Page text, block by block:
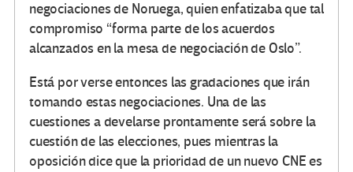
negociaciones de Noruega, quien enfatizaba que tal
compromiso “forma parte de los acuerdos
alcanzados en la mesa de negociación de Oslo”.
Está por verse entonces las gradaciones que irán
tomando estas negociaciones. Una de las
cuestiones a develarse prontamente será sobre la
cuestión de las elecciones, pues mientras la
oposición dice que la prioridad de un nuevo CNE es